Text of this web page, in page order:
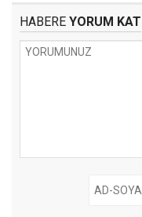
HABERE YORUM KAT